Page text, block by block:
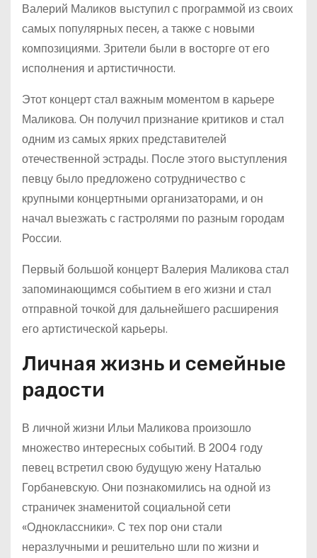
Валерий Маликов выступил с программой из своих
самых популярных песен, а также с новыми
композициями. Зрители были в восторге от его
исполнения и артистичности.
Этот концерт стал важным моментом в карьере
Маликова. Он получил признание критиков и стал
одним из самых ярких представителей
отечественной эстрады. После этого выступления
певцу было предложено сотрудничество с
крупными концертными организаторами, и он
начал выезжать с гастролями по разным городам
России.
Первый большой концерт Валерия Маликова стал
запоминающимся событием в его жизни и стал
отправной точкой для дальнейшего расширения
его артистической карьеры.
Личная жизнь и семейные
радости
В личной жизни Ильи Маликова произошло
множество интересных событий. В 2004 году
певец встретил свою будущую жену Наталью
Горбаневскую. Они познакомились на одной из
страничек знаменитой социальной сети
«Одноклассники». С тех пор они стали
неразлучными и решительно шли по жизни и